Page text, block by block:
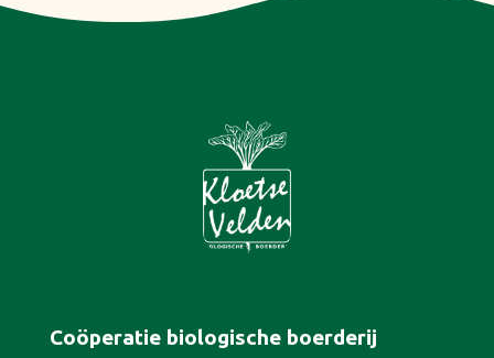
Coöperatie biologische boerderij